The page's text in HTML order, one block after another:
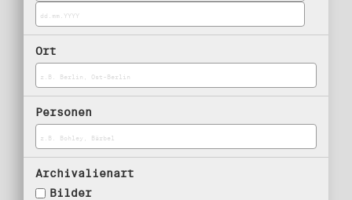
Ort
Personen
Archivalienart
Bilder